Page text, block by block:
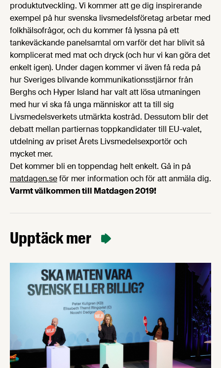
produktutveckling. Vi kommer att ge dig inspirerande
exempel på hur svenska livsmedelsföretag arbetar med
folkhälsofrågor, och du kommer få lyssna på ett
tankeväckande panelsamtal om varför det har blivit så
komplicerat med mat och dryck (och hur vi kan göra det
enkelt igen). Under dagen kommer vi även få reda på
hur Sveriges blivande kommunikationsstjärnor från
Berghs och Hyper Island har valt att lösa utmaningen
med hur vi ska få unga människor att ta till sig
Livsmedelsverkets utmärkta kostråd. Dessutom blir det
debatt mellan partiernas toppkandidater till EU-valet,
utdelning av priset Årets Livsmedelsexportör och
mycket mer.
Det kommer bli en toppendag helt enkelt. Gå in på
matdagen.seför mer information och för att anmäla dig.
Varmt välkommen till Matdagen 2019!
Upptäck mer